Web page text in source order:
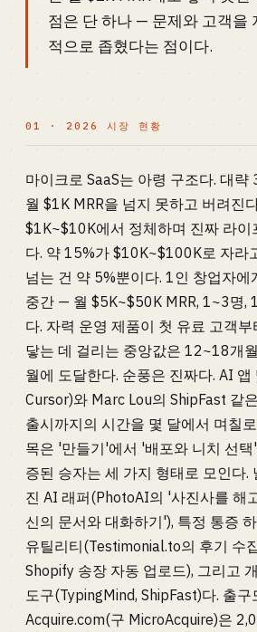
점은 단 하나 — 문제와 고객을
적으로 좁혔다는 점이다.
01 · 2026 시장 현황
마이크로 SaaS는 아령 구조다. 대
월 $1K MRR을 넘지 못하고 버려진
$1K~$10K에서 정체하며 진짜 라이
다. 약 15%가 $10K~$100K로 자라
넘는 건 약 5%뿐이다. 1인 창업자에
중간 — 월 $5K~$50K MRR, 1~3명,
다. 자력 운영 제품이 첫 유료 고객
닿는 데 걸리는 중앙값은 12~18개
월에 도달한다. 순풍은 진짜다. AI
Cursor)와 Marc Lou의 ShipFast 같
출시까지의 시간을 몇 달에서 며칠
목은 '만들기'에서 '배포와 니치 선택
증된 승자는 세 가지 형태로 모인다.
진 AI 래퍼(PhotoAI의 '사진사를 해
신의 문서와 대화하기'), 특정 통증
유틸리티(Testimonial.to의 후기 수
Shopify 송장 자동 업로드), 그리고
도구(TypingMind, ShipFast)다. 출
Acquire.com(구 MicroAcquire)은